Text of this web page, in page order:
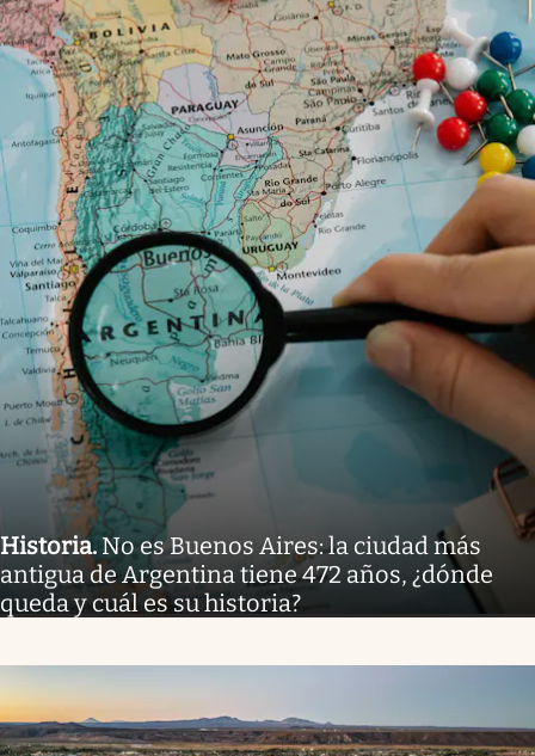
Historia. No es Buenos Aires: la ciudad más
antigua de Argentina tiene 472 años, ¿dónde
queda y cuál es su historia?